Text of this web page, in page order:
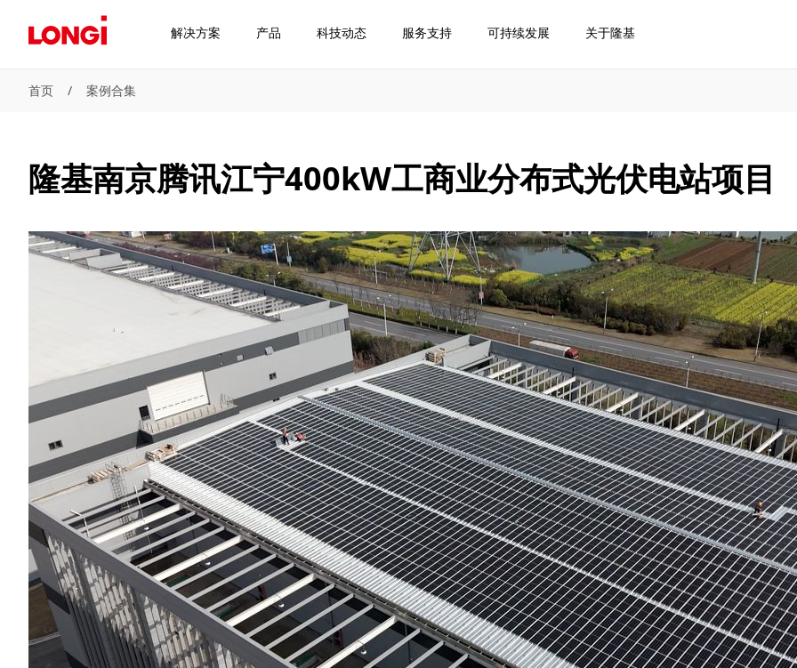
解决方案 产品 科技动态 服务支持 可持续发展 关于隆基
首页 / 案例合集
隆基南京腾讯江宁400kW工商业分布式光伏电站项目